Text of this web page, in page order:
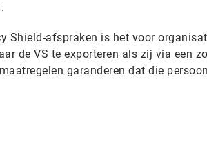
Shield-afspraken is het voor
de VS te exporteren als zij via een
garanderen dat die